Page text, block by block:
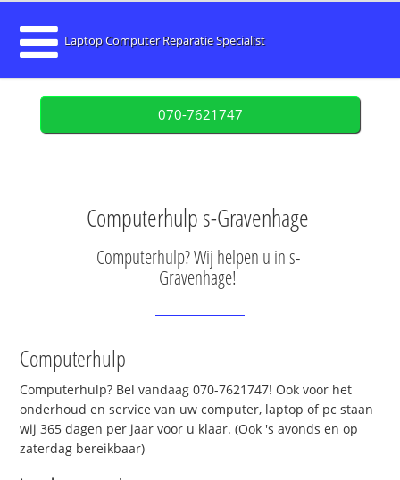
Laptop Computer Reparatie Specialist
070-7621747
Computerhulp s-Gravenhage
Computerhulp? Wij helpen u in s-
Gravenhage!
Computerhulp
Computerhulp? Bel vandaag 070-7621747! Ook voor het
onderhoud en service van uw computer, laptop of pc staan
wij 365 dagen per jaar voor u klaar. (Ook 's avonds en op
zaterdag bereikbaar)